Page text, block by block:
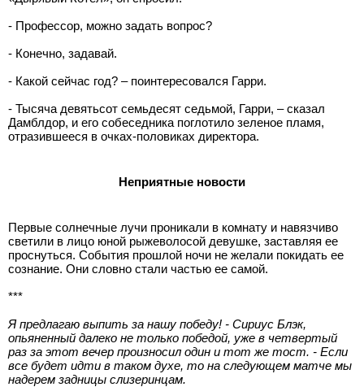
- Профессор, можно задать вопрос?
- Конечно, задавай.
- Какой сейчас год? – поинтересовался Гарри.
- Тысяча девятьсот семьдесят седьмой, Гарри, – сказал
Дамблдор, и его собеседника поглотило зеленое пламя,
отразившееся в очках-половиках директора.
Неприятные новости
Первые солнечные лучи проникали в комнату и навязчиво
светили в лицо юной рыжеволосой девушке, заставляя ее
проснуться. События прошлой ночи не желали покидать ее
сознание. Они словно стали частью ее самой.
***
Я предлагаю выпить за нашу победу! - Сириус Блэк,
опьяненный далеко не только победой, уже в четвертый
раз за этот вечер произносил один и тот же тост. - Если
все будет идти в таком духе, то на следующем матче мы
надерем задницы слизеринцам.